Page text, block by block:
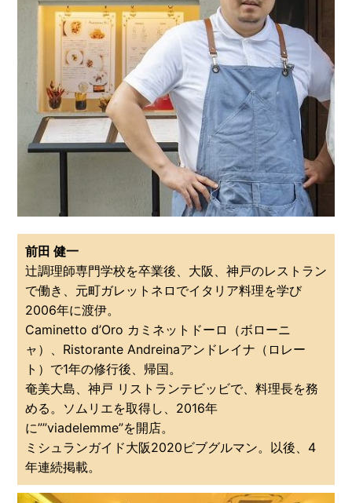
前田 健一
辻調理師専門学校を卒業後、大阪、神戸のレストラン
で働き、元町ガレットネロでイタリア料理を学び
2006年に渡伊。
Caminetto d’Oro カミネットドーロ（ボローニ
ャ）、Ristorante Andreinaアンドレイナ（ロレー
ト）で1年の修行後、帰国。
奄美大島、神戸 リストランテビッビで、料理長を務
める。ソムリエを取得し、2016年
に””viadelemme”を開店。
ミシュランガイド大阪2020ビブグルマン。以後、4
年連続掲載。